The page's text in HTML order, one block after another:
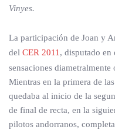
Vinyes.
La participación de Joan y
del CER 2011 , disputado en
sensaciones
Mientras en la primera de
quedaba al inicio de la
de final de recta, en la
pilotos andorranos,